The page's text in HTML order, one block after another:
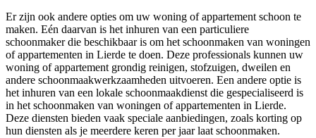
Er zijn ook andere opties om uw woning of appartement schoon te
maken. Eén daarvan is het inhuren van een particuliere
schoonmaker die beschikbaar is om het schoonmaken van woningen
of appartementen in Lierde te doen. Deze professionals kunnen uw
woning of appartement grondig reinigen, stofzuigen, dweilen en
andere schoonmaakwerkzaamheden uitvoeren. Een andere optie is
het inhuren van een lokale schoonmaakdienst die gespecialiseerd is
in het schoonmaken van woningen of appartementen in Lierde.
Deze diensten bieden vaak speciale aanbiedingen, zoals korting op
hun diensten als je meerdere keren per jaar laat schoonmaken.